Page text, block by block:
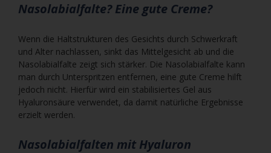
Nasolabialfalte? Eine gute Creme?
Wenn die Haltstrukturen des Gesichts durch Schwerkraft
und Alter nachlassen, sinkt das Mittelgesicht ab und die
Nasolabialfalte zeigt sich stärker. Die Nasolabialfalte kann
man durch Unterspritzen entfernen, eine gute Creme hilft
jedoch nicht. Hierfür wird ein stabilisiertes Gel aus
Hyaluronsäure verwendet, da damit natürliche Ergebnisse
erzielt werden.
Nasolabialfalten mit Hyaluron